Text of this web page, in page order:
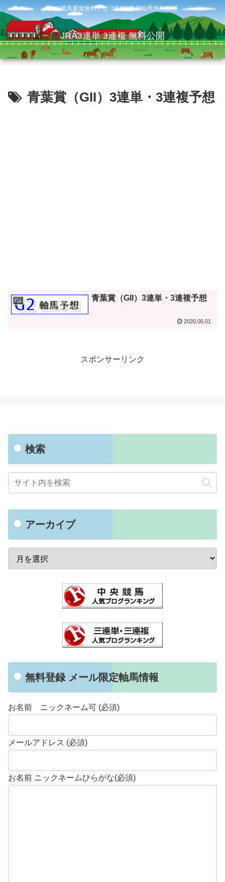
中央競馬重賞無料予想 3連単3連複軸馬無料公開
JRA3連単 3連複 無料公開
青葉賞（GII）3連単・3連複予想
G2 青葉賞（GII）3連単・3連複予想
2020.05.01
スポンサーリンク
検索
アーカイブ
無料登録 メール限定軸馬情報
お名前 ニックネーム可 (必須)
メールアドレス (必須)
お名前 ニックネームひらがな(必須)